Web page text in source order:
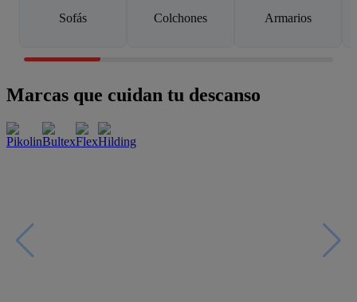
Sofás Colchones Armarios
Marcas que cuidan tu descanso